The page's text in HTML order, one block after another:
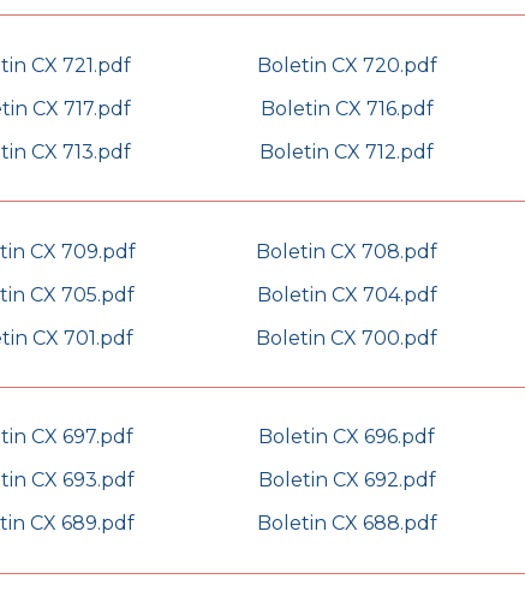
CX 721.pdf Boletin CX 720.pdf
CX 717.pdf
Boletin CX 716.pdf
CX 713.pdf
Boletin CX 712.pdf
CX 709.pdf Boletin CX 708.pdf
CX 705.pdf
Boletin CX 704.pdf
CX 701.pdf
Boletin CX 700.pdf
CX 697.pdf Boletin CX 696.pdf
CX 693.pdf
Boletin CX 692.pdf
CX 689.pdf
Boletin CX 688.pdf